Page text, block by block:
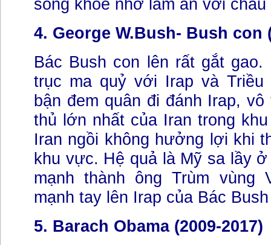
sống khoẻ nhờ làm ăn với
4. George W.Bush- Bush con
Bác Bush con lên rất gắt gao.
trục ma quỷ với Irap và Triều
bận đem quân đi đánh Irap,
thủ lớn nhất của Iran trong
Iran ngồi không hưởng lợi khi
khu vực. Hệ quả là Mỹ sa lầy
mạnh thành ông Trùm vùng
mạnh tay lên Irap của Bác
5. Barach Obama (2009-2017)